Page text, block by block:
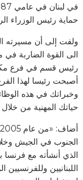
حماية رئيس الوزراء الراحل
رئيس قسم في فرع
حياتك المهنية من
الجنوب في الجيش
الذي أنشأته مع
اللبنانيين